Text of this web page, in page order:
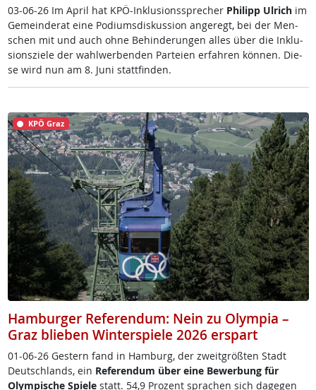
03-06-26 Im April ha­t K­PÖ-In­k­lu­si­ons­sp­re­cherPhi­l­ipp Ul­rich im
Ge­mein­de­rat ei­ne Po­di­ums­dis­kus­si­on an­ge­regt, bei der Men­
schen mit und auch oh­ne Be­hin­de­run­gen al­les über die In­k­lu­
si­ons­zie­le der wahl­wer­ben­den Par­tei­en er­fah­ren kön­nen. Die­
se wird nun am 8. Ju­ni statt­fin­den.
KPÖ Graz
Hamburger Referendum: Nein zu Olympia –
Graz blieben Winterspiele 2026 erspart
01-06-26 Ges­tern fand in Ham­burg, der zweit­größ­ten Stadt
Deut­sch­lands, ein Re­fe­ren­dum über ei­ne Be­wer­bung für
Olym­pi­sche Spie­le statt. 54,9 Pro­zent spra­chen sich da­ge­gen